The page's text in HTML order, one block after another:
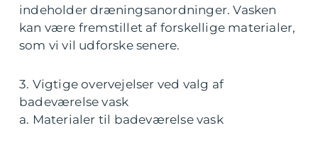
indeholder dræningsanordninger. Vasken
kan være fremstillet af forskellige materialer,
som vi vil udforske senere.
3. Vigtige overvejelser ved valg af
badeværelse vask
a. Materialer til badeværelse vask